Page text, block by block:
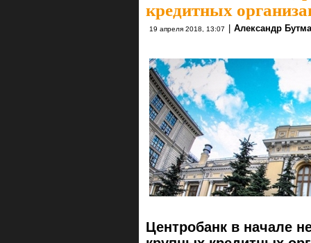
кредитных
19 апреля 2018, 13:07 Александр
Центробанк в начале